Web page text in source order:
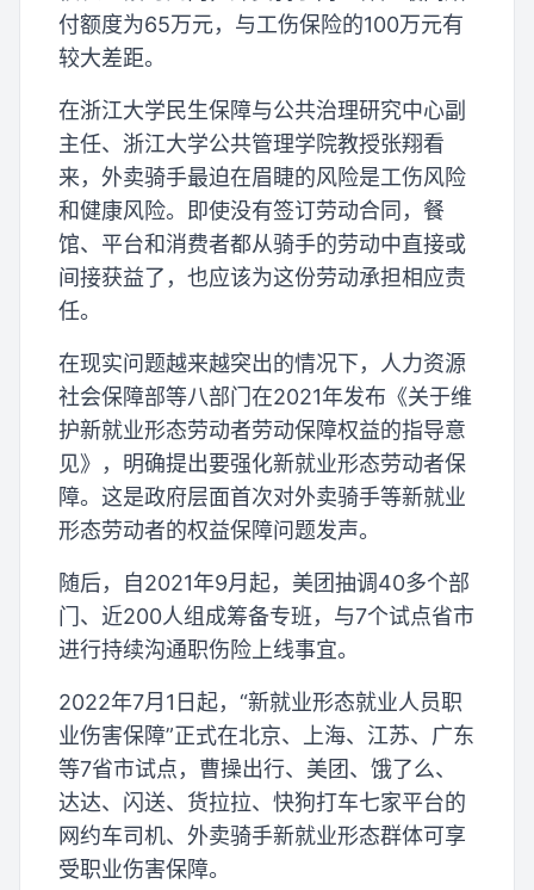
付额度为65万元，与工伤保险的100万元有
较大差距。
在浙江大学民生保障与公共治理研究中心副
主任、浙江大学公共管理学院教授张翔看
来，外卖骑手最迫在眉睫的风险是工伤风险
和健康风险。即使没有签订劳动合同，餐
馆、平台和消费者都从骑手的劳动中直接或
间接获益了，也应该为这份劳动承担相应责
任。
在现实问题越来越突出的情况下，人力资源
社会保障部等八部门在2021年发布《关于维
护新就业形态劳动者劳动保障权益的指导意
见》，明确提出要强化新就业形态劳动者保
障。这是政府层面首次对外卖骑手等新就业
形态劳动者的权益保障问题发声。
随后，自2021年9月起，美团抽调40多个部
门、近200人组成筹备专班，与7个试点省市
进行持续沟通职伤险上线事宜。
2022年7月1日起，“新就业形态就业人员职
业伤害保障”正式在北京、上海、江苏、广东
等7省市试点，曹操出行、美团、饿了么、
达达、闪送、货拉拉、快狗打车七家平台的
网约车司机、外卖骑手新就业形态群体可享
受职业伤害保障。